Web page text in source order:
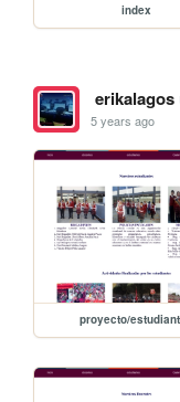
index
erikalagos
5 years ago
proyecto/